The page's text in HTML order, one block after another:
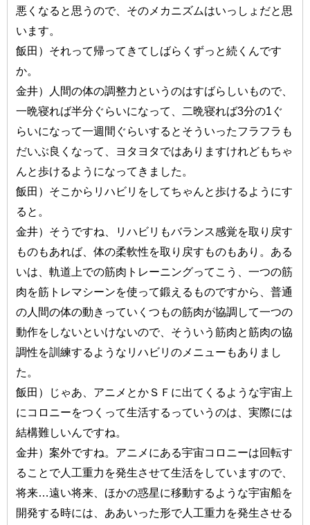
悪くなると思うので、そのメカニズムはいっしょだと思
います。
飯田）それって帰ってきてしばらくずっと続くんです
か。
金井）人間の体の調整力というのはすばらしいもので、
一晩寝れば半分ぐらいになって、二晩寝れば3分の1ぐ
らいになって一週間ぐらいするとそういったフラフラも
だいぶ良くなって、ヨタヨタではありますけれどもちゃ
んと歩けるようになってきました。
飯田）そこからリハビリをしてちゃんと歩けるようにす
ると。
金井）そうですね、リハビリもバランス感覚を取り戻す
ものもあれば、体の柔軟性を取り戻すものもあり。ある
いは、軌道上での筋肉トレーニングってこう、一つの筋
肉を筋トレマシーンを使って鍛えるものですから、普通
の人間の体の動きっていくつもの筋肉が協調して一つの
動作をしないといけないので、そういう筋肉と筋肉の協
調性を訓練するようなリハビリのメニューもありまし
た。
飯田）じゃあ、アニメとかＳＦに出てくるような宇宙上
にコロニーをつくって生活するっていうのは、実際には
結構難しいんですね。
金井）案外ですね。アニメにある宇宙コロニーは回転す
ることで人工重力を発生させて生活をしていますので、
将来…遠い将来、ほかの惑星に移動するような宇宙船を
開発する時には、ああいった形で人工重力を発生させる